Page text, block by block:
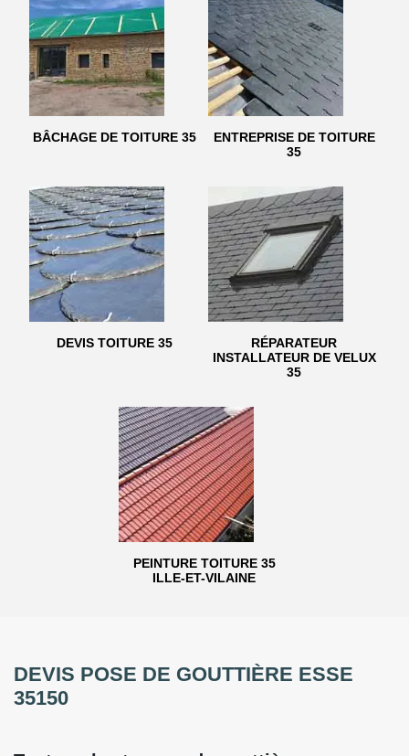
BÂCHAGE DE TOITURE 35
ENTREPRISE DE TOITURE
35
DEVIS TOITURE 35
RÉPARATEUR
INSTALLATEUR DE VELUX
35
PEINTURE TOITURE 35
ILLE-ET-VILAINE
DEVIS POSE DE GOUTTIÈRE ESSE
35150